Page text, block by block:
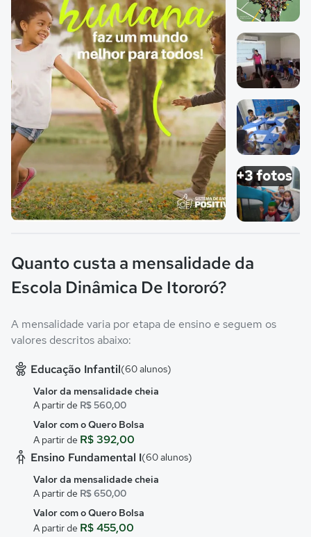
Imagem 1
Imagem 2
Imagem 3
+3 fotos
Quanto custa a mensalidade da
Escola Dinâmica De Itororó?
A mensalidade varia por etapa de ensino e seguem os
valores descritos abaixo:
Educação Infantil(60 alunos)
Valor da mensalidade cheia
A partir de R$ 560,00
Valor com o Quero Bolsa
A partir de R$ 392,00
Ensino Fundamental I(60 alunos)
Valor da mensalidade cheia
A partir de R$ 650,00
Valor com o Quero Bolsa
A partir de R$ 455,00